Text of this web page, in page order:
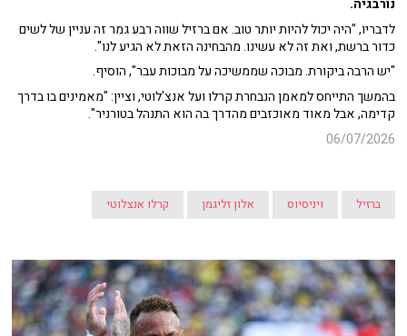
נורבגיה.
לדבריו, "היה יכול להיות יותר טוב. אם ברזיל שווה רבע גמר זה עניין של לשים
כדור ברשת, ואת זה לא עשינו. מהבחינה הזאת לא הגיע לנו".
"יש הרבה ביקורת. מבוכה שממשיכה על מבוכות עבר", הוסיף.
בהמשך התייחס למאמן הנבחרת קרלו ועל אנצ'לוטי, וציין: "מאמינים בו בדרך
קדימה, אבל מאוד מאוכזבים מהדרך בה הוא התנהל בטורניר".
06/07/2026
ברזיל ויניסיוס אלון זליגמן קרלו אנצלוטי